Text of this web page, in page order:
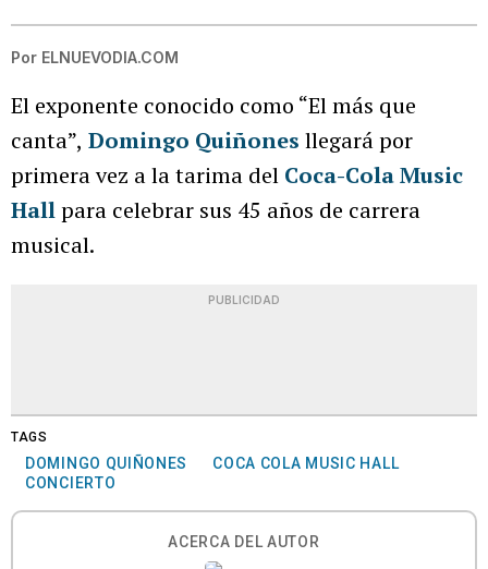
Por ELNUEVODIA.COM
El exponente conocido como “El más que
canta”, Domingo Quiñones llegará por
primera vez a la tarima del Coca-Cola Music
Hallpara celebrar sus 45 años de carrera
musical.
PUBLICIDAD
TAGS
DOMINGO QUIÑONES
COCA COLA MUSIC HALL
CONCIERTO
ACERCA DEL AUTOR